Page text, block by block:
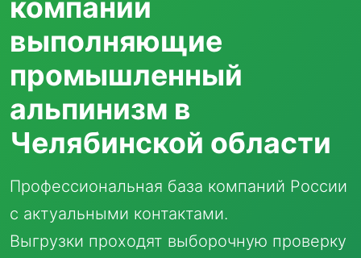
компании
выполняющие
промышленный
альпинизм в
Челябинской области
Профессиональная база компаний России
с актуальными контактами.
Выгрузки проходят выборочную проверку